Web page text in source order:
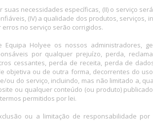
necessidades específicas, (II) o serviço
(IV) a qualidade dos produtos, serviços,
no serviço serão corrigidos.
Equipa Holyee os nossos administradores,
por qualquer prejuízo, perda,
cessantes, perda de receita, perda de
objetiva ou de outra forma, decorrentes do
ou do serviço, incluindo, mas não limitado a,
ou qualquer conteúdo (ou produto)
permitidos por lei.
ou a limitação de responsabilidade